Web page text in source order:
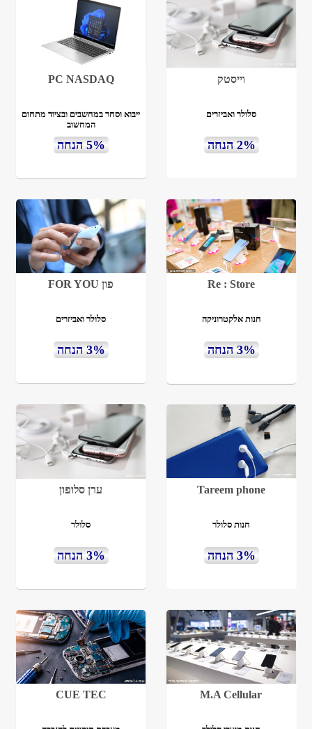
וייסטק
סלולר ואביזרים
2% הנחה
PC NASDAQ
ייבוא וסחר במחשבים ובציוד מתחום
המחשוב
5% הנחה
Re : Store
חנות אלקטרוניקה
3% הנחה
פון FOR YOU
סלולר ואביזרים
3% הנחה
Tareem phone
חנות סלולר
3% הנחה
ערן סלופון
סלולר
3% הנחה
M.A Cellular
CUE TEC